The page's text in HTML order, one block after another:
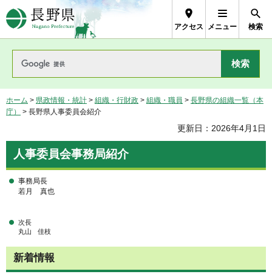
長野県Nagano Prefecture
アクセス メニュー 検索
ホーム > 県政情報・統計 > 組織・行財政 > 組織・職員 > 長野県の組織一覧（本
庁）
> 長野県人事委員会紹介
更新日：2026年4月1日
人事委員会事務局紹介
事務局長
若月
真也
次長
丸山
佳枝
新着情報